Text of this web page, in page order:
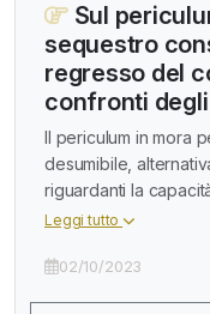
Sul
sequestro
regresso del
confronti
Il periculum in mora
desumibile,
riguardanti la
Leggi tutto
02/10/2023